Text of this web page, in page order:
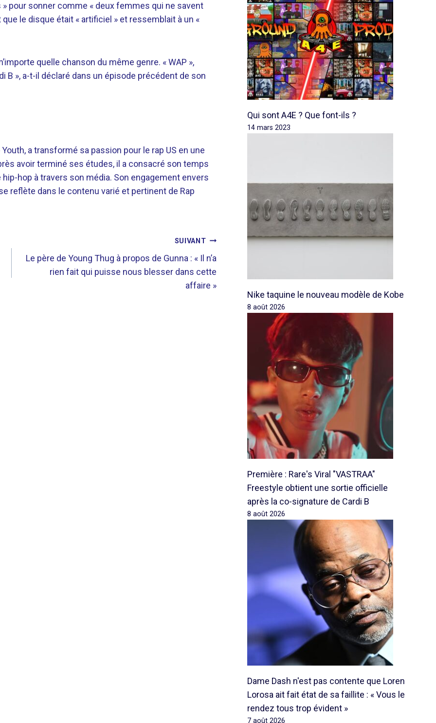
pour sonner comme « deux femmes qui ne savent
le disque était « artificiel » et ressemblait à un «
quelle chanson du même genre. « WAP »,
B », a-t-il déclaré dans un épisode précédent de son
a transformé sa passion pour le rap US en une
avoir terminé ses études, il a consacré son temps
hop à travers son média. Son engagement envers
reflète dans le contenu varié et pertinent de Rap
SUIVANT
Le père de Young Thug à propos de Gunna : « Il n’a
rien fait qui puisse nous blesser dans cette
affaire »
Qui sont A4E ? Que font-ils ?
14 mars 2023
Nike taquine le nouveau modèle de Kobe
8 août 2026
Première : Rare's Viral "VASTRAA"
Freestyle obtient une sortie officielle
après la co-signature de Cardi B
8 août 2026
Dame Dash n'est pas contente que Loren
Lorosa ait fait état de sa faillite : « Vous le
rendez tous trop évident »
7 août 2026